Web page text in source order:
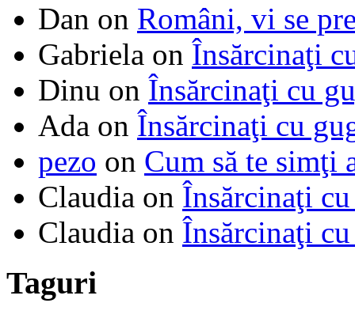
Dan on Români, vi se
Gabriela on Însărcinaţi
Dinu on Însărcinaţi cu
Ada on Însărcinaţi cu
pezo on Cum să te simţi
Claudia on Însărcinaţi
Claudia on Însărcinaţi
Taguri